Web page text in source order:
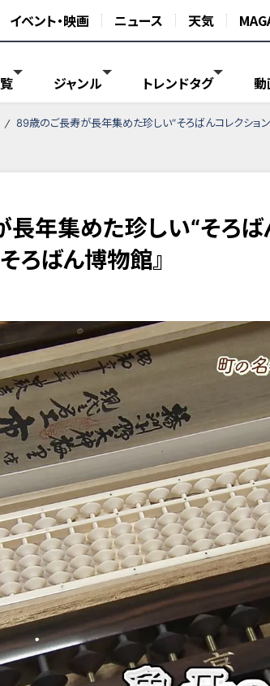
イベント・映画 ニュース 天気
ジャンル トレンドタグ 動
89歳のご長寿が長年集めた珍しい“そろばんコレクショ
年集めた珍しい“そろば
ろばん博物館』